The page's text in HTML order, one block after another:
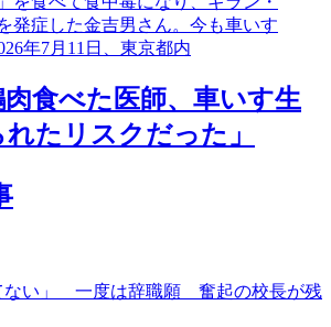
食べた医師、車いす生
たリスクだった」
ない」 一度は辞職願 奮起の校長が残